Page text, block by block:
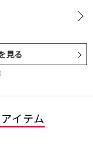
見る
イテム